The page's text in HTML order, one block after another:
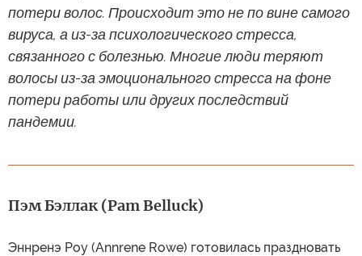
потери волос. Происходит это не по вине самого
вируса, а из-за психологического стресса,
связанного с болезнью. Многие люди теряют
волосы из-за эмоционального стресса на фоне
потери работы или других последствий
пандемии.
Пэм Бэллак (Pam Belluck)
Эннренэ Роу (Annrene Rowe) готовилась праздновать